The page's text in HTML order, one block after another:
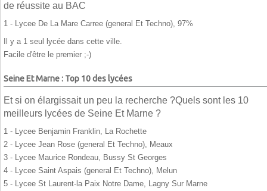
de réussite au BAC
1 - Lycee De La Mare Carree (general Et Techno), 97%
Il y a 1 seul lycée dans cette ville.
Facile d'être le premier ;-)
Seine Et Marne : Top 10 des lycées
Et si on élargissait un peu la recherche ?Quels sont les 10
meilleurs lycées de Seine Et Marne ?
1 - Lycee Benjamin Franklin, La Rochette
2 - Lycee Jean Rose (general Et Techno), Meaux
3 - Lycee Maurice Rondeau, Bussy St Georges
4 - Lycee Saint Aspais (general Et Techno), Melun
5 - Lycee St Laurent-la Paix Notre Dame, Lagny Sur Marne